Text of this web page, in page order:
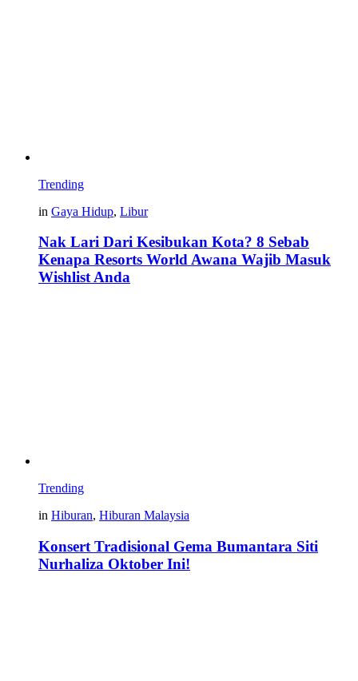
Trending
in Gaya Hidup, Libur
Nak Lari Dari Kesibukan Kota? 8 Sebab
Kenapa Resorts World Awana Wajib Masuk
Wishlist Anda
Trending
in Hiburan, Hiburan Malaysia
Konsert Tradisional Gema Bumantara Siti
Nurhaliza Oktober Ini!